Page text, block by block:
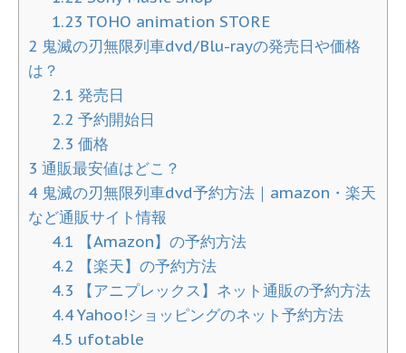
1.23 TOHO animation STORE
2 鬼滅の刃無限列車dvd/Blu-rayの発売日や価格
は？
2.1 発売日
2.2 予約開始日
2.3 価格
3 通販最安値はどこ？
4 鬼滅の刃無限列車dvd予約方法｜amazon・楽天
など通販サイト情報
4.1 【Amazon】の予約方法
4.2 【楽天】の予約方法
4.3 【アニプレックス】ネット通販の予約方法
4.4Yahoo!ショッピングのネット予約方法
4.5 ufotable